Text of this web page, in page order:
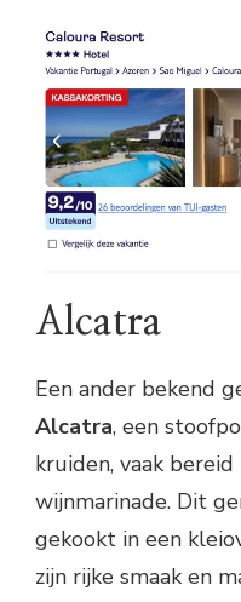
Alcatra
Een ander bekend
Alcatra, een
kruiden, vaak
wijnmarinade. Dit
gekookt in een
zijn rijke smaak en